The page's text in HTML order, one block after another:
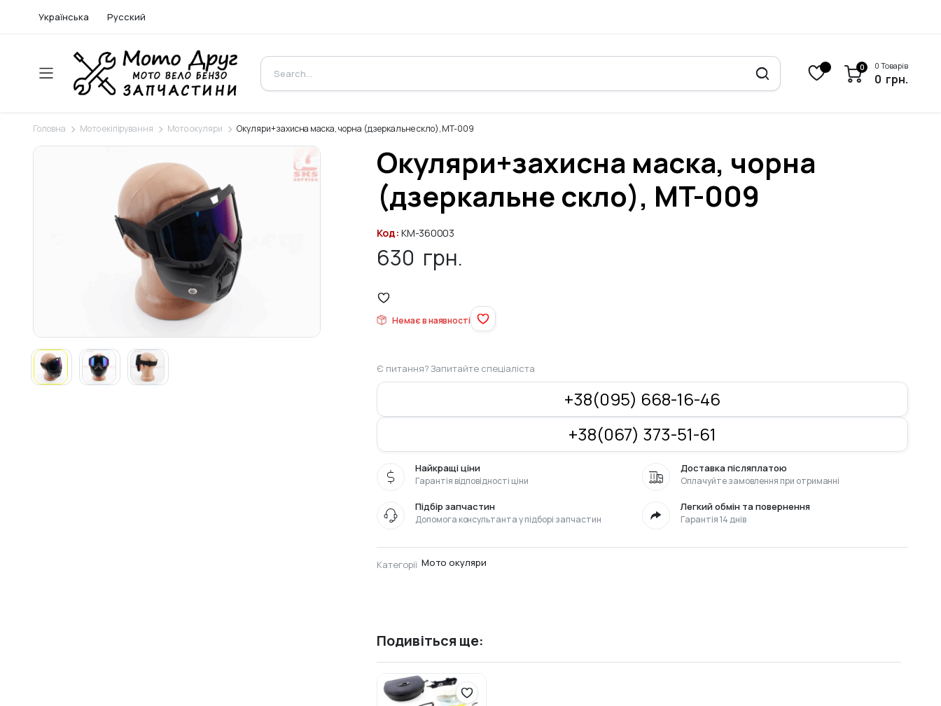
Українська Русский
0 0 Товарів
0 грн.
Головна Мото екіпірування Мото окуляри Окуляри+захисна маска, чорна (дзеркальне скло), MT-009
Окуляри+захисна маска, чорна
(дзеркальне скло), MT-009
Код: KM-360003
630 грн.
Немає в наявності
Є питання? Запитайте спеціаліста
+38(095) 668-16-46
+38(067) 373-51-61
Найкращі ціни
Гарантія відповідності ціни
Доставка післяплатою
Оплачуйте замовлення при отриманні
Підбір запчастин
Допомога консультанта у підборі запчастин
Легкий обмін та повернення
Гарантія 14 днів
Категорії Мото окуляри
Подивіться ще: